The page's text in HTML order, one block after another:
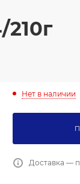
Нет в наличии
Доставка —